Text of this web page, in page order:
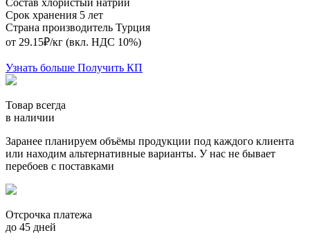
Состав хлористый натрий
Срок хранения 5 лет
Страна производитель Турция
от 29.15₽/кг (вкл. НДС 10%)
Узнать больше Получить КП
Товар всегда
в наличии
Заранее планируем объёмы продукции под каждого клиента
или находим альтернативные варианты. У нас не бывает
перебоев с поставками
Отсрочка платежа
до 45 дней